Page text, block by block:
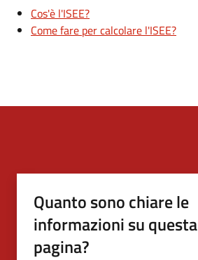
Cos'è l'ISEE?
Come fare per calcolare l'ISEE?
Quanto sono chiare le
informazioni su questa
pagina?